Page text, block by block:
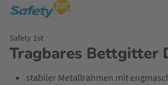
Tragbares Bettgitter
Safety 1st
stabiler Metallrahmen mit